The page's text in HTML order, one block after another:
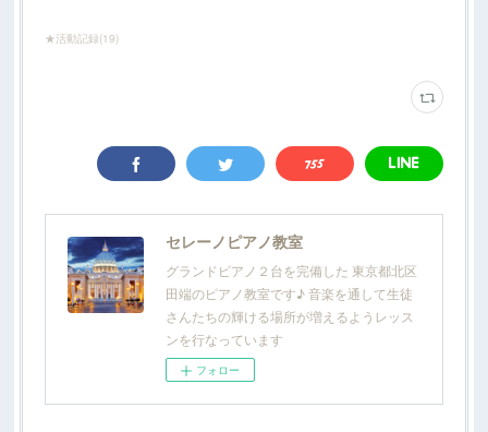
★活動記録(19)
セレーノピアノ教室
グランドピアノ２台を完備した 東京都北区
田端のピアノ教室です♪ 音楽を通して生徒
さんたちの輝ける場所が増えるようレッス
ンを行なっています
フォロー